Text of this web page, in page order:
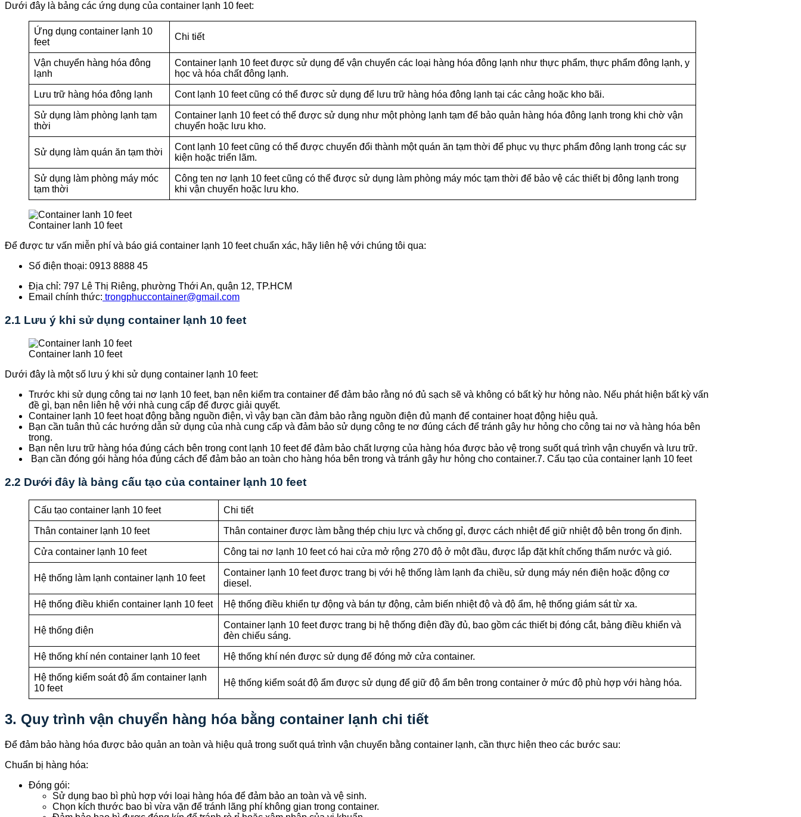
Dưới đây là bảng các ứng dụng của container lạnh 10 feet:
Ứng dụng container lạnh 10
feet
Chi tiết
Vận chuyển hàng hóa đông
lạnh
Container lạnh 10 feet được sử dụng để vận chuyển các loại hàng hóa đông lạnh như thực phẩm, thực phẩm đông lạnh, y
học và hóa chất đông lạnh.
Lưu trữ hàng hóa đông lạnh Cont lạnh 10 feet cũng có thể được sử dụng để lưu trữ hàng hóa đông lạnh tại các cảng hoặc kho bãi.
Sử dụng làm phòng lạnh tạm
thời
Container lạnh 10 feet có thể được sử dụng như một phòng lạnh tạm để bảo quản hàng hóa đông lạnh trong khi chờ vận
chuyển hoặc lưu kho.
Sử dụng làm quán ăn tạm thời
Cont lạnh 10 feet cũng có thể được chuyển đổi thành một quán ăn tạm thời để phục vụ thực phẩm đông lạnh trong các sự
kiện hoặc triển lãm.
Sử dụng làm phòng máy móc
tạm thời
Công ten nơ lạnh 10 feet cũng có thể được sử dụng làm phòng máy móc tạm thời để bảo vệ các thiết bị đông lạnh trong
khi vận chuyển hoặc lưu kho.
Container lanh 10 feet
Để được tư vấn miễn phí và báo giá container lạnh 10 feet chuẩn xác, hãy liên hệ với chúng tôi qua:
Số điện thoại: 0913 8888 45
Địa chỉ: 797 Lê Thị Riêng, phường Thới An, quận 12, TP.HCM
Email chính thức: trongphuccontainer@gmail.com
2.1 Lưu ý khi sử dụng container lạnh 10 feet
Container lanh 10 feet
Dưới đây là một số lưu ý khi sử dụng container lạnh 10 feet:
Trước khi sử dụng công tai nơ lạnh 10 feet, bạn nên kiểm tra container để đảm bảo rằng nó đủ sạch sẽ và không có bất kỳ hư hỏng nào. Nếu phát hiện bất kỳ vấn
đề gì, bạn nên liên hệ với nhà cung cấp để được giải quyết.
Container lạnh 10 feet hoạt động bằng nguồn điện, vì vậy bạn cần đảm bảo rằng nguồn điện đủ mạnh để container hoạt động hiệu quả.
Bạn cần tuân thủ các hướng dẫn sử dụng của nhà cung cấp và đảm bảo sử dụng công te nơ đúng cách để tránh gây hư hỏng cho công tai nơ và hàng hóa bên
trong.
Bạn nên lưu trữ hàng hóa đúng cách bên trong cont lạnh 10 feet để đảm bảo chất lượng của hàng hóa được bảo vệ trong suốt quá trình vận chuyển và lưu trữ.
Bạn cần đóng gói hàng hóa đúng cách để đảm bảo an toàn cho hàng hóa bên trong và tránh gây hư hỏng cho container.7. Cấu tạo của container lạnh 10 feet
2.2 Dưới đây là bảng cấu tạo của container lạnh 10 feet
Cấu tạo container lạnh 10 feet Chi tiết
Thân container lạnh 10 feet Thân container được làm bằng thép chịu lực và chống gỉ, được cách nhiệt để giữ nhiệt độ bên trong ổn định.
Cửa container lạnh 10 feet Công tai nơ lạnh 10 feet có hai cửa mở rộng 270 độ ở một đầu, được lắp đặt khít chống thấm nước và gió.
Hệ thống làm lạnh container lạnh 10 feet
Container lạnh 10 feet được trang bị với hệ thống làm lạnh đa chiều, sử dụng máy nén điện hoặc động cơ
diesel.
Hệ thống điều khiển container lạnh 10 feet Hệ thống điều khiển tự động và bán tự động, cảm biến nhiệt độ và độ ẩm, hệ thống giám sát từ xa.
Hệ thống điện
Container lạnh 10 feet được trang bị hệ thống điện đầy đủ, bao gồm các thiết bị đóng cắt, bảng điều khiển và
đèn chiếu sáng.
Hệ thống khí nén container lạnh 10 feet Hệ thống khí nén được sử dụng để đóng mở cửa container.
Hệ thống kiểm soát độ ẩm container lạnh
10 feet
Hệ thống kiểm soát độ ẩm được sử dụng để giữ độ ẩm bên trong container ở mức độ phù hợp với hàng hóa.
3. Quy trình vận chuyển hàng hóa bằng container lạnh chi tiết
Để đảm bảo hàng hóa được bảo quản an toàn và hiệu quả trong suốt quá trình vận chuyển bằng container lạnh, cần thực hiện theo các bước sau:
Chuẩn bị hàng hóa:
Đóng gói:
Sử dụng bao bì phù hợp với loại hàng hóa để đảm bảo an toàn và vệ sinh.
Chọn kích thước bao bì vừa vặn để tránh lãng phí không gian trong container.